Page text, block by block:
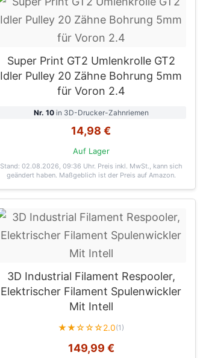
Super Print GT2 Umlenkrolle GT2
Idler Pulley 20 Zähne Bohrung 5mm
für Voron 2.4
Nr. 10in 3D-Drucker-Zahnriemen
14,98 €
Auf Lager
Stand: 02.08.2026, 09:36 Uhr. Preis inkl. MwSt., kann sich
geändert haben. Maßgeblich ist der Preis auf Amazon.
3D Industrial Filament Respooler,
Elektrischer Filament Spulenwickler
Mit Intell
★★☆☆☆2.0(1)
149,99 €